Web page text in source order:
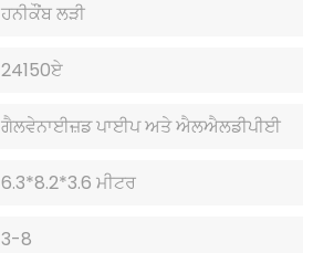
ਹਨੀਕੌਂਬ ਲੜੀ
24150ਏ
ਗੈਲਵੇਨਾਈਜ਼ਡ ਪਾਈਪ ਅਤੇ ਐਲਐਲਡੀਪੀਈ
6.3*8.2*3.6 ਮੀਟਰ
3-8